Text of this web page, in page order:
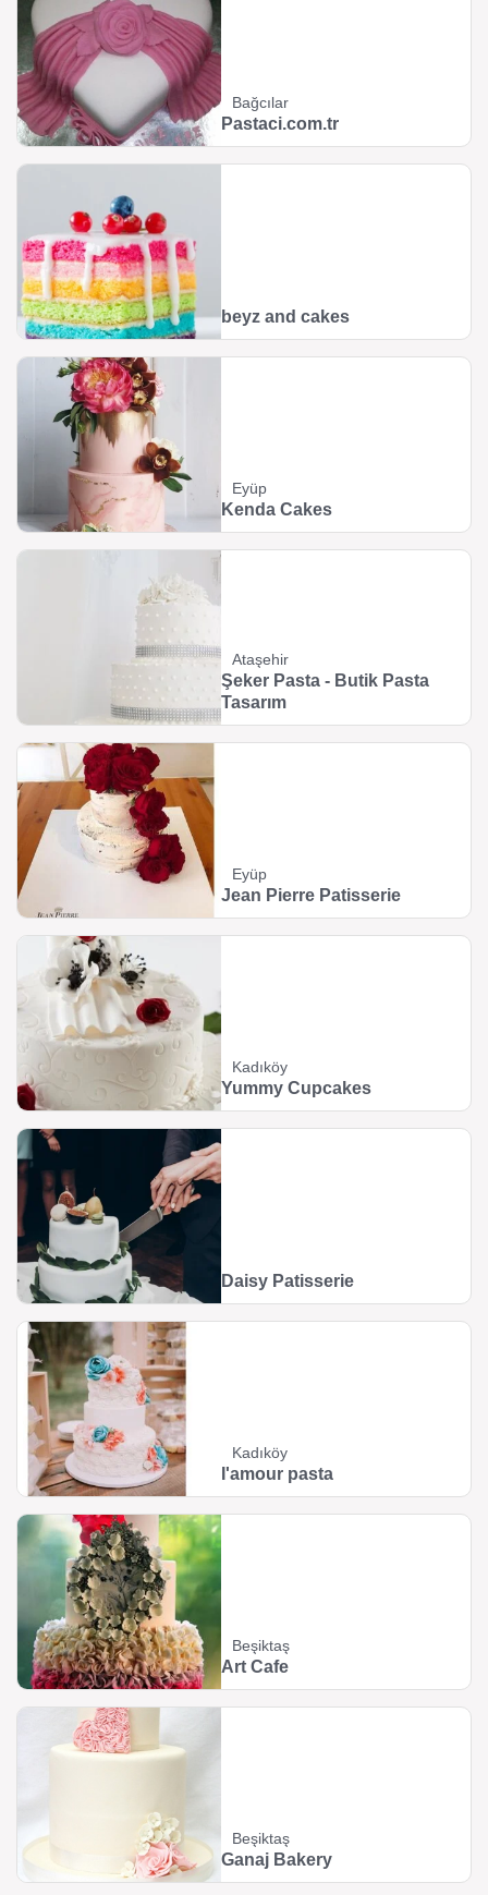
Bağcılar
Pastaci.com.tr
beyz and cakes
Eyüp
Kenda Cakes
Ataşehir
Şeker Pasta - Butik Pasta
Tasarım
Eyüp
Jean Pierre Patisserie
Kadıköy
Yummy Cupcakes
Daisy Patisserie
Kadıköy
I'amour pasta
Beşiktaş
Art Cafe
Beşiktaş
Ganaj Bakery